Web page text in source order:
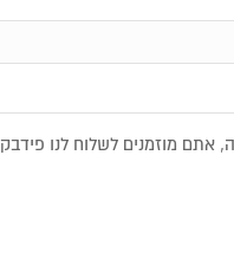
מוזמנים לשלוח לנו פידבק